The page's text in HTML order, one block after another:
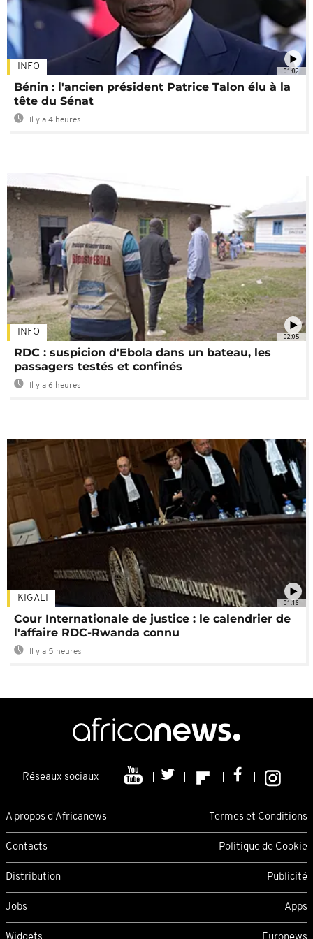
01:02
INFO
Bénin : l'ancien président Patrice Talon élu à la
tête du Sénat
Il y a 4 heures
02:05
INFO
RDC : suspicion d'Ebola dans un bateau, les
passagers testés et confinés
Il y a 6 heures
01:16
KIGALI
Cour Internationale de justice : le calendrier de
l'affaire RDC-Rwanda connu
Il y a 5 heures
Réseaux sociaux
A propos d'Africanews Termes et Conditions
Contacts Politique de Cookie
Distribution Publicité
Jobs Apps